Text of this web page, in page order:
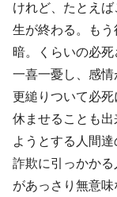
けれど、たとえ
生が終わる。も
暗。くらいの必
一喜一憂し、感
更縋りついて必
休ませることも
ようとする人間
詐欺に引っかか
があっさり無意